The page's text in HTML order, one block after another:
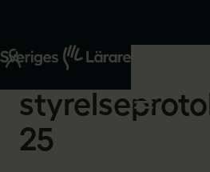
Start
Om oss
2026-03-02
25